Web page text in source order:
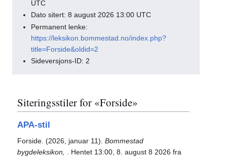
UTC
Dato sitert: 8 august 2026 13:00 UTC
Permanent lenke:
https://leksikon.bommestad.no/index.php?
title=Forside&oldid=2
Sideversjons-ID: 2
Siteringsstiler for «Forside»
APA-stil
Forside. (2026, januar 11). Bommestad
bygdeleksikon, . Hentet 13:00, 8. august 8 2026 fra